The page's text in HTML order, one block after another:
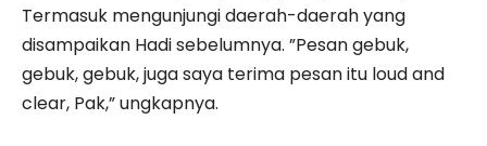
Termasuk mengunjungi daerah-daerah yang
disampaikan Hadi sebelumnya. ”Pesan gebuk,
gebuk, gebuk, juga saya terima pesan itu loud and
clear, Pak,” ungkapnya.